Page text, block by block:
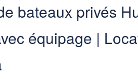
bateaux privés
équipage |